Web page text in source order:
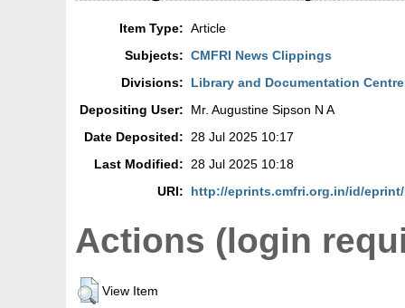
Item Type: Article
Subjects: CMFRI News Clippings
Divisions:
Library and Documentation Centre
Depositing User:
Mr. Augustine Sipson N A
Date Deposited: 28 Jul 2025 10:17
Last Modified: 28 Jul 2025 10:18
URI:
http://eprints.cmfri.org.in/id/eprint/
Actions (login
View Item